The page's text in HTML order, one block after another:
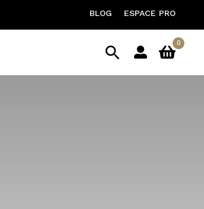
BLOG ESPACE PRO

0